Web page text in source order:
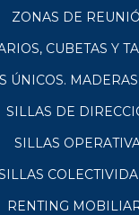
ZONAS DE
CUBETAS Y
ÚNICOS.
SILLAS DE
SILLAS
RENTING